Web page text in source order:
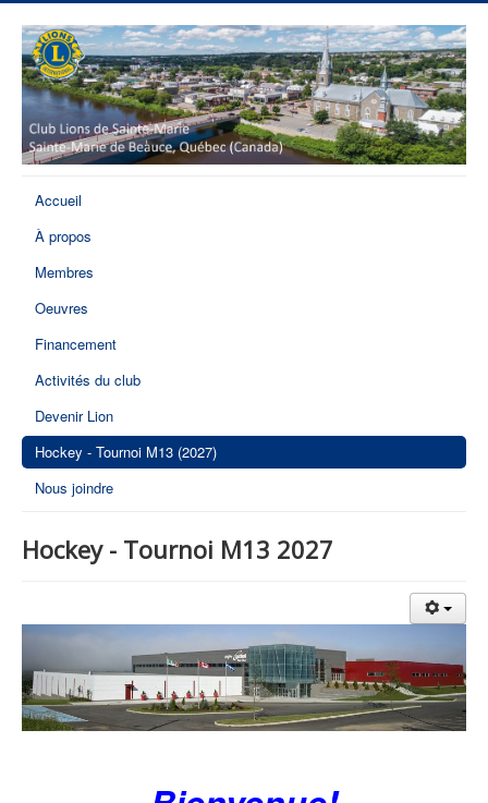
Accueil
À propos
Membres
Oeuvres
Financement
Activités du club
Devenir Lion
Hockey - Tournoi M13 (2027)
Nous joindre
Hockey - Tournoi M13 2027